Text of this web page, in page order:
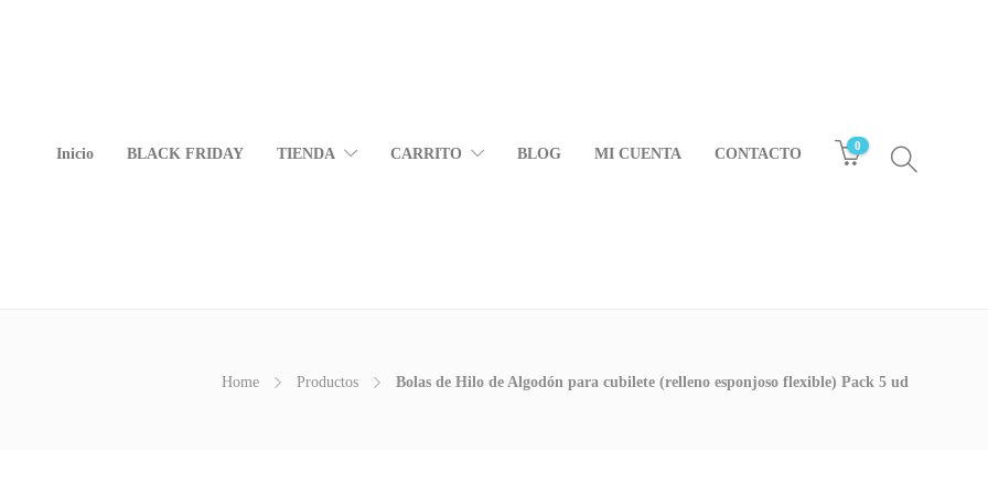
Inicio BLACK FRIDAY TIENDA CARRITO BLOG MI CUENTA CONTACTO 0
Home Productos Bolas de Hilo de Algodón para cubilete (relleno esponjoso flexible) Pack 5 ud